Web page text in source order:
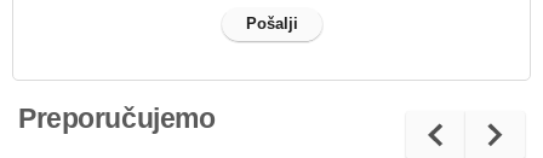
Preporučujemo